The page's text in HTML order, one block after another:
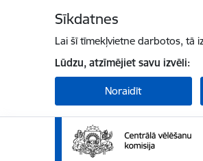
Sīkdatnes
Lai šī tīmekļvietne darbotos, tā
Lūdzu, atzīmējiet savu izvēli:
Noraidīt